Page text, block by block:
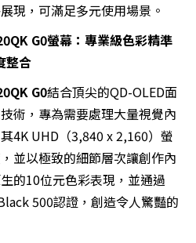
現，可滿足多元使用場景。
G0螢幕：專業級色彩精準
整合
G0結合頂尖的QD-OLED面
術，專為需要處理大量視覺內
4K UHD（3,840 x 2,160）螢
並以極致的細節層次讓創作內
的10位元色彩表現，並通過
500認證，創造令人驚豔的